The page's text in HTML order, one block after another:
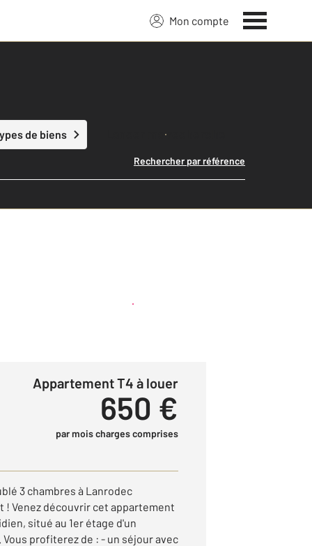
Mon compte
de biens Lancer ma recherche
Rechercher par référence
Créer une alerte
Appartement T4 à louer
650 €
par mois charges comprises
3 chambres à Lanrodec
Venez découvrir cet appartement
situé au 1er étage d'un
profiterez de : - un séjour avec